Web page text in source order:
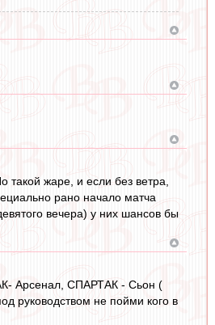
жаре, и если без ветра,
рано начало матча
вечера) у них шансов бы
Арсенал, СПАРТАК - Сьон (
руководством не пойми кого в